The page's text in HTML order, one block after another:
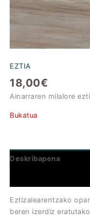
EZTIA
18,00€
Ainarraren milalore
Bukatua
Deskribapena
Eztizalearentzako
beren izerdiz